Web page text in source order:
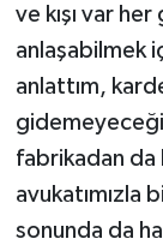
ve kışı var
anlaşabilmek
anlattım,
fabrikadan
avukatımızla
sonunda da